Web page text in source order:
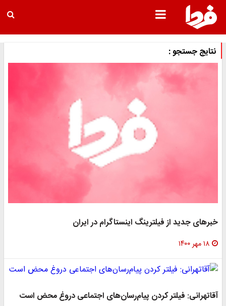
نتایج جستجو :
خبرهای جدید از فیلترینگ اینستاگرام در ایران
۱۸ مهر ۱۴۰۰
آقاتهرانی: فیلتر کردن پیام‌رسان‌های اجتماعی دروغ محض است